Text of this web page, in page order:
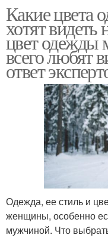
Какие цвета
хотят
цвет
всего любят
ответ
Одежда, ее стиль и
женщины, особенно
мужчиной. Что